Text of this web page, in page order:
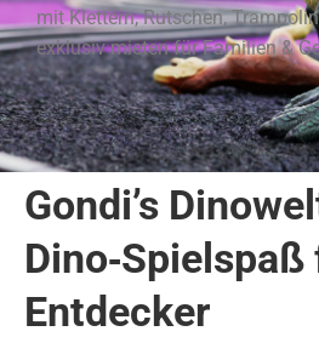
mit Klettern, Rutschen,
exklusiv mieten für Familien &
Gondi’s
Entdecker